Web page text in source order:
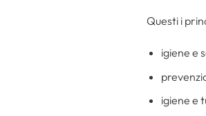
Questi i
igiene e
igiene e